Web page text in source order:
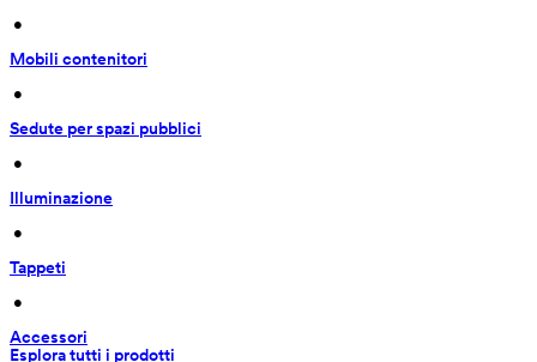
•
Mobili contenitori
•
Sedute per spazi pubblici
•
Illuminazione
•
Tappeti
•
Accessori
Esplora tutti i prodotti